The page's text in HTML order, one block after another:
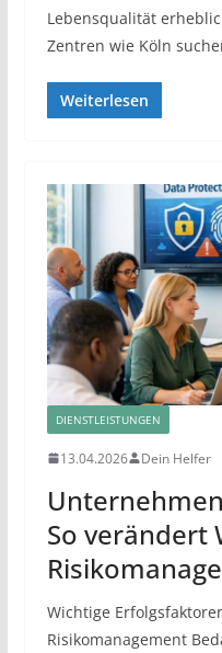
Lebensqualität
Zentren wie Köln
Weiterlesen
DIENSTLEISTUNGEN
13.04.2026 Dein Helfer
So verändert
Wichtige
Risikomanagement